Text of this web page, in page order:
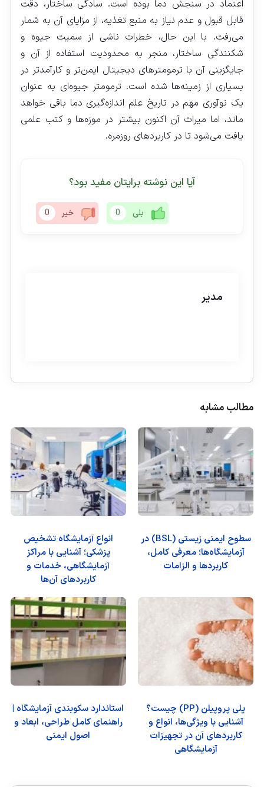
اعتماد در سنجش دما بوده است. سادگی ساختار، دقت
قابل قبول و عدم نیاز به منبع تغذیه، از مزایای آن به شمار
می‌رفت. با این حال، خطرات ناشی از سمیت جیوه و
شکنندگی ساختار، منجر به محدودیت استفاده از آن و
جایگزینی آن با ترمومترهای دیجیتال ایمن‌تر و کارآمدتر در
بسیاری از زمینه‌ها شده است. ترمومتر جیوه‌ای به عنوان
یک نوآوری مهم در تاریخ علم اندازه‌گیری دما باقی خواهد
ماند، اما میراث آن اکنون بیشتر در موزه‌ها و کتب علمی
یافت می‌شود تا در کاربردهای روزمره.
آیا این نوشته برایتان مفید بود؟
بلی 0 خیر 0
مدیر
مطالب مشابه
سطوح ایمنی زیستی (BSL) در
آزمایشگاه‌ها؛ معرفی کامل،
کاربردها و الزامات
انواع آزمایشگاه تشخیص
پزشکی؛ آشنایی با مراکز
آزمایشگاهی، خدمات و
کاربردهای آن‌ها
پلی پروپیلن (PP) چیست؟
آشنایی با ویژگی‌ها، انواع و
کاربردهای آن در تجهیزات
آزمایشگاهی
استاندارد سکوبندی آزمایشگاه |
راهنمای کامل طراحی، ابعاد و
اصول ایمنی